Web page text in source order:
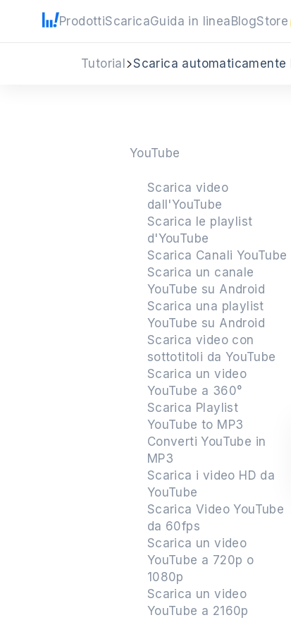
ProdottiScaricaGuida in lineaBlogStore
Tutorial Scarica automaticamente
YouTube
Scarica video
dall'YouTube
Scarica le playlist
d'YouTube
Scarica Canali YouTube
Scarica un canale
YouTube su Android
Scarica una playlist
YouTube su Android
Scarica video con
sottotitoli da YouTube
Scarica un video
YouTube a 360°
Scarica Playlist
YouTube to MP3
Converti YouTube in
MP3
Scarica i video HD da
YouTube
Scarica Video YouTube
da 60fps
Scarica un video
YouTube a 720p o
1080p
Scarica un video
YouTube a 2160p